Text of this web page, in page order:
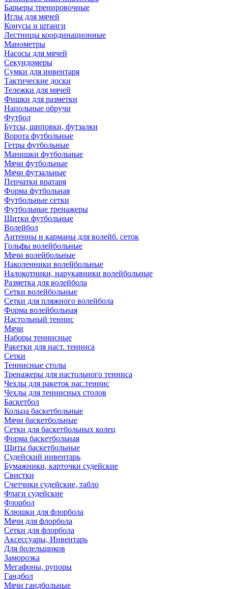
Барьеры тренировочные
Иглы для мячей
Конусы и штанги
Лестницы координационные
Манометры
Насосы для мячей
Секундомеры
Сумки для инвентаря
Тактические доски
Тележки для мячей
Фишки для разметки
Напольные обручи
Футбол
Бутсы, шиповки, футзалки
Ворота футбольные
Гетры футбольные
Манишки футбольные
Мячи футбольные
Мячи футзальные
Перчатки вратаря
Форма футбольная
Футбольные сетки
Футбольные тренажеры
Щитки футбольные
Волейбол
Антенны и карманы для волейб. сеток
Гольфы волейбольные
Мячи волейбольные
Наколенники волейбольные
Налокотники, нарукавники волейбольные
Разметка для волейбола
Сетки волейбольные
Сетки для пляжного волейбола
Форма волейбольная
Настольный теннис
Мячи
Наборы теннисные
Ракетки для наст. тенниса
Сетки
Теннисные столы
Тренажеры для настольного тенниса
Чехлы для ракеток нас.теннис
Чехлы для теннисных столов
Баскетбол
Кольца баскетбольные
Мячи баскетбольные
Сетки для баскетбольных колец
Форма баскетбольная
Щиты баскетбольные
Судейский инвентарь
Бумажники, карточки судейские
Свистки
Счетчики судейские, табло
Флаги судейские
Флорбол
Клюшки для флорбола
Мячи для флорбола
Сетки для флорбола
Аксессуары, Инвентарь
Для болельщиков
Заморозка
Мегафоны, рупоры
Гандбол
Мячи гандбольные